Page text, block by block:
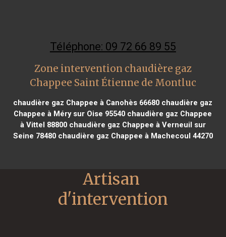
Téléphone: 09 72 66 89 55
Zone intervention chaudière gaz
Chappee Saint Étienne de Montluc
chaudière gaz Chappee à Canohès 66680 chaudière gaz
Chappee à Méry sur Oise 95540 chaudière gaz Chappee
à Vittel 88800chaudière gaz Chappee à Verneuil sur
Seine 78480chaudière gaz Chappee à Machecoul 44270
Artisan
d'intervention